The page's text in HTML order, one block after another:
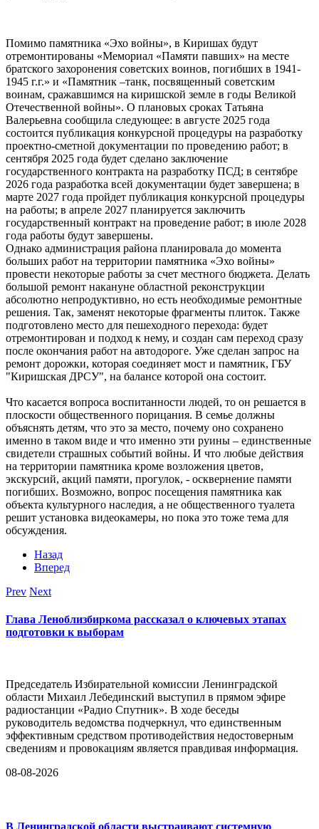
Помимо памятника «Эхо войны», в Киришах будут
отремонтированы «Мемориал «Памяти павших» на месте
братского захоронения советских воинов, погибших в 1941-
1945 г.г.» и «Памятник –танк, посвященный советским
воинам, сражавшимся на киришской земле в годы Великой
Отечественной войны». О плановых сроках Татьяна
Валерьевна сообщила следующее: в августе 2025 года
состоится публикация конкурсной процедуры на разработку
проектно-сметной документации по проведению работ; в
сентября 2025 года будет сделано заключение
государственного контракта на разработку ПСД; в сентябре
2026 года разработка всей документации будет завершена; в
марте 2027 года пройдет публикация конкурсной процедуры
на работы; в апреле 2027 планируется заключить
государственный контракт на проведение работ; в июле 2028
года работы будут завершены.
Однако администрация района планировала до момента
больших работ на территории памятника «Эхо войны»
провести некоторые работы за счет местного бюджета. Делать
большой ремонт накануне областной реконструкции
абсолютно непродуктивно, но есть необходимые ремонтные
решения. Так, заменят некоторые фрагменты плиток. Также
подготовлено место для пешеходного перехода: будет
отремонтирован и подход к нему, и создан сам переход сразу
после окончания работ на автодороге. Уже сделан запрос на
ремонт дорожки, которая соединяет мост и памятник, ГБУ
"Киришская ДРСУ", на балансе которой она состоит.
Что касается вопроса воспитанности людей, то он решается в
плоскости общественного порицания. В семье должны
объяснять детям, что это за место, почему оно сохранено
именно в таком виде и что именно эти руины – единственные
свидетели страшных событий войны. И что любые действия
на территории памятника кроме возложения цветов,
экскурсий, акций памяти, прогулок, - осквернение памяти
погибших. Возможно, вопрос посещения памятника как
объекта культурного наследия, а не общественного туалета
решит установка видеокамеры, но пока это тоже тема для
обсуждения.
Назад
Вперед
Prev Next
Глава Леноблизбиркома рассказал о ключевых этапах
подготовки к выборам
Председатель Избирательной комиссии Ленинградской
области Михаил Лебединский выступил в прямом эфире
радиостанции «Радио Спутник». В ходе беседы
руководитель ведомства подчеркнул, что единственным
эффективным средством противодействия недостоверным
сведениям и провокациям является правдивая информация.
08-08-2026
В Ленинградской области выстраивают системную